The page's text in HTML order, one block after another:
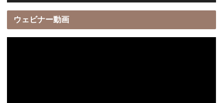
ウェビナー動画